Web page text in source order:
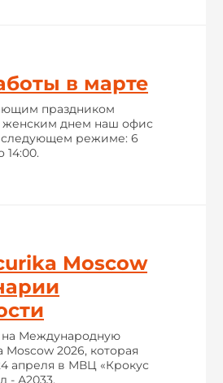
в марте
праздником
днем наш офис
следующем режиме: 6
14:00.
Moscow
Международную
Moscow 2026, которая
апреля в МВЦ «Крокус
- А2033.